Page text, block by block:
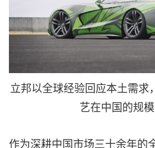
立邦以全球经验回应本土需求
艺在中国的规
作为深耕中国市场三十余年的